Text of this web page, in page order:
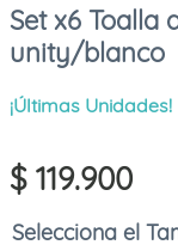
Set x6 Toalla
unity/blanco
¡Últimas Unidades!
$ 119.900